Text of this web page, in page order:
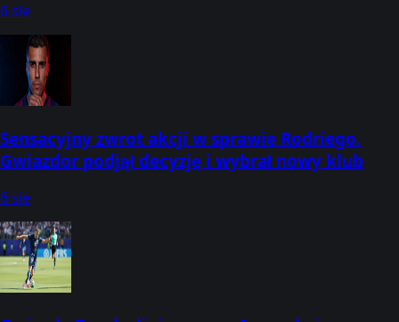
6 sie
Sensacyjny zwrot akcji w sprawie Rodriego.
Gwiazdor podjął decyzję i wybrał nowy klub
6 sie